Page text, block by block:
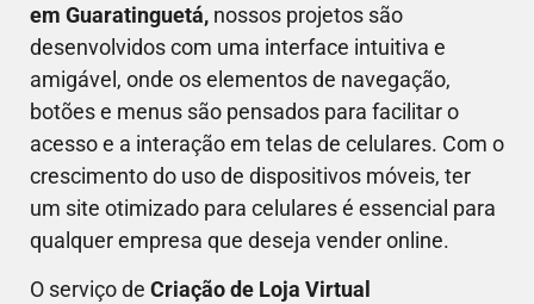
em Guaratinguetá, nossos projetos são
desenvolvidos com uma interface intuitiva e
amigável, onde os elementos de navegação,
botões e menus são pensados para facilitar o
acesso e a interação em telas de celulares. Com o
crescimento do uso de dispositivos móveis, ter
um site otimizado para celulares é essencial para
qualquer empresa que deseja vender online.
O serviço de Criação de Loja Virtual